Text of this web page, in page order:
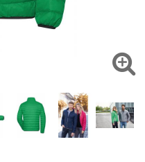
pour votre besoin
